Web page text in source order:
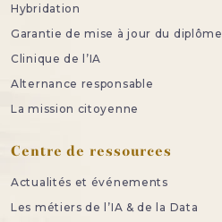
Hybridation
Garantie de mise à jour du diplôme
Clinique de l’IA
Alternance responsable
La mission citoyenne
Centre de ressources
Actualités et événements
Les métiers de l’IA & de la Data